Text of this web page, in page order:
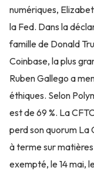
numériques,
la Fed. Dans la
famille de Donald
Coinbase, la plus
Ruben Gallego a
éthiques. Selon
est de 69 %. La
perd son quorum La
à terme sur
exempté, le 14 mai,